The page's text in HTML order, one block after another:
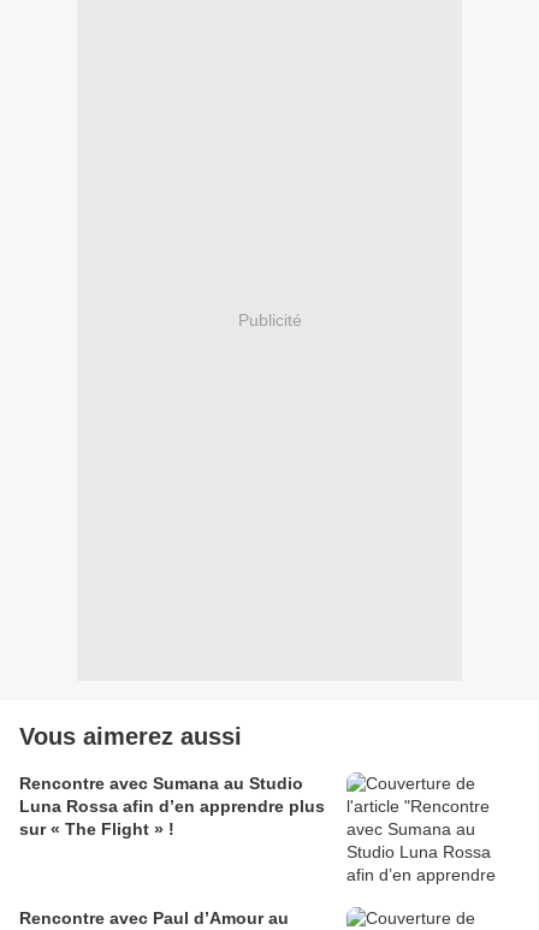
Publicité
Vous aimerez aussi
Rencontre avec Sumana au Studio
Luna Rossa afin d’en apprendre plus
sur « The Flight » !
Rencontre avec Paul d’Amour au